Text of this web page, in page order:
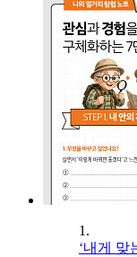
1.
‘내게 맞